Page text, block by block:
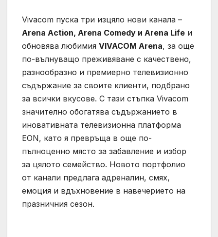
Vivacom пуска три изцяло нови канала –
Arena Action, Arena Comedy и Arena Life и
обновява любимия VIVACOM Arena, за още
по-вълнуващо преживяване с качествено,
разнообразно и премиерно телевизионно
съдържание за своите клиенти, подбрано
за всички вкусове. С тази стъпка Vivacom
значително обогатява съдържанието в
иновативната телевизионна платформа
EON, като я превръща в още по-
пълноценно място за забавление и избор
за цялото семейство. Новото портфолио
от канали предлага адреналин, смях,
емоция и вдъхновение в навечерието на
празничния сезон.